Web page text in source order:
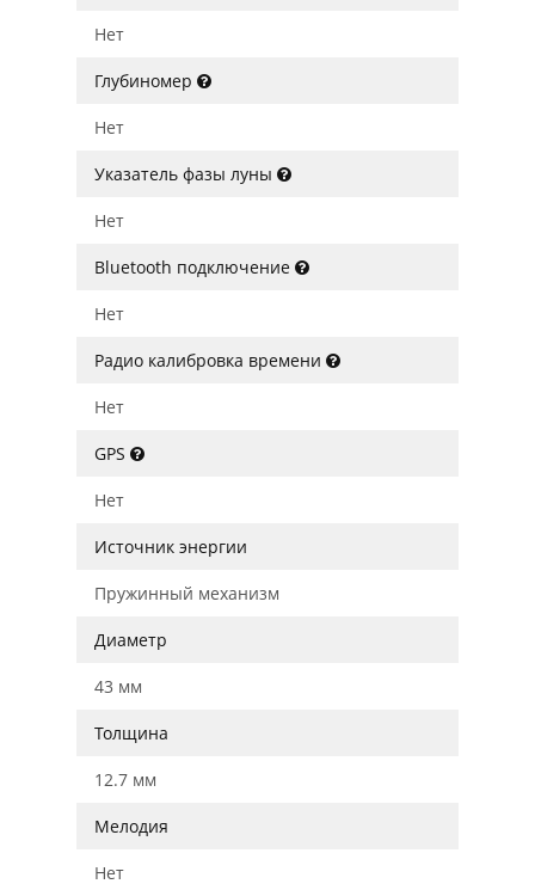
Нет
Глубиномер
Нет
Указатель фазы луны
Нет
Bluetooth подключение
Нет
Радио калибровка времени
Нет
GPS
Нет
Источник энергии
Пружинный механизм
Диаметр
43 мм
Толщина
12.7 мм
Мелодия
Нет